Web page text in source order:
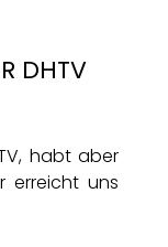
DHTV
habt aber
erreicht uns